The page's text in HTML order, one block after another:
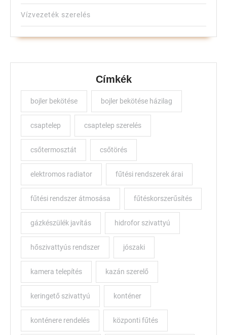
Vízvezeték szerelés
Címkék
bojler bekötése bojler bekötése házilag
csaptelep csaptelep szerelés
csőtermosztát csőtörés
elektromos radiator fűtési rendszerek árai
fűtési rendszer átmosása fűtéskorszerűsítés
gázkészülék javítás hidrofor szivattyú
hőszivattyús rendszer jószaki
kamera telepítés kazán szerelő
keringető szivattyú konténer
konténere rendelés központi fűtés